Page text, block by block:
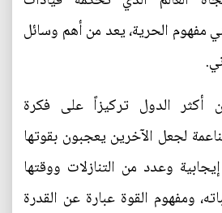
مفهوم الحرية، يعد من أهم وسائل
أكثر الدول تركيزاً على فكرة
لجعل الآخرين يعجبون بقوتها
وعدد من التنازلات ووقتها
ومفهوم القوة عبارة عن القدرة